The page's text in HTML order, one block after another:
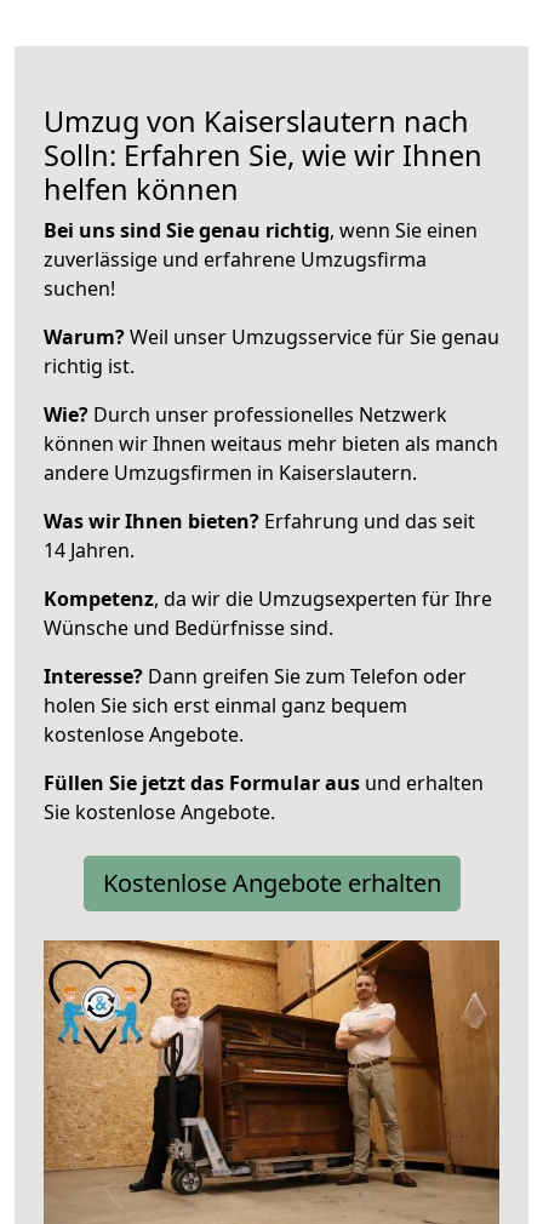
Umzug von Kaiserslautern nach
Solln: Erfahren Sie, wie wir Ihnen
helfen können
Bei uns sind Sie genau richtig, wenn Sie einen
zuverlässige und erfahrene Umzugsfirma
suchen!
Warum?Weil unser Umzugsservice für Sie genau
richtig ist.
Wie? Durch unser professionelles Netzwerk
können wir Ihnen weitaus mehr bieten als manch
andere Umzugsfirmen in Kaiserslautern.
Was wir Ihnen bieten? Erfahrung und das seit
14 Jahren.
Kompetenz, da wir die Umzugsexperten für Ihre
Wünsche und Bedürfnisse sind.
Interesse? Dann greifen Sie zum Telefon oder
holen Sie sich erst einmal ganz bequem
kostenlose Angebote.
Füllen Sie jetzt das Formular aus und erhalten
Sie kostenlose Angebote.
Kostenlose Angebote erhalten